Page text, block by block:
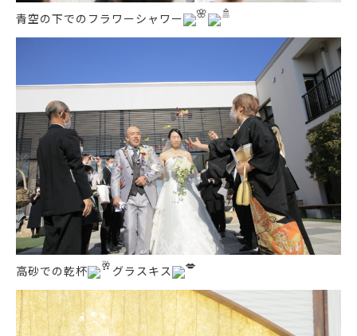
青空の下でのフラワーシャワー
高砂での乾杯 グラスキス